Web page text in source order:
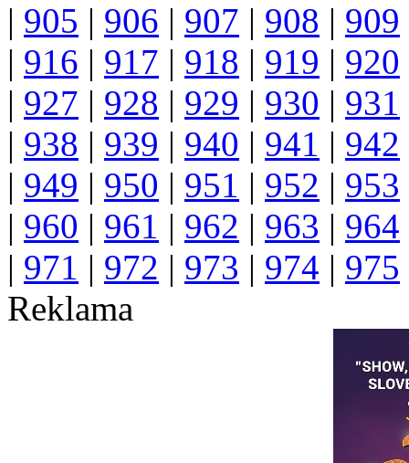
| 905 | 906 | 907 | 908 | 909
| 916 | 917 | 918 | 919 | 920
| 927 | 928 | 929 | 930 | 931
| 938 | 939 | 940 | 941 | 942
| 949 | 950 | 951 | 952 | 953
| 960 | 961 | 962 | 963 | 964
| 971 | 972 | 973 | 974 | 975
Reklama